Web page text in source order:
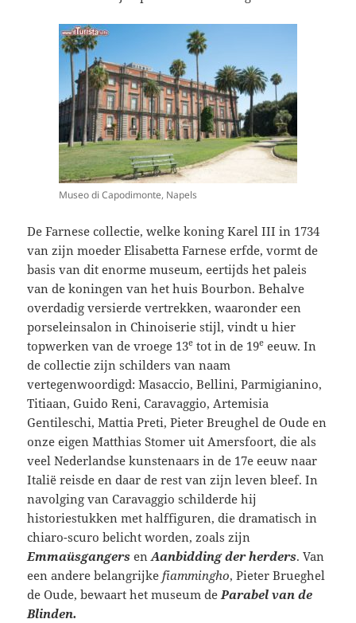
Museo di Capodimonte, Napels
De Farnese collectie, welke koning Karel III in 1734
van zijn moeder Elisabetta Farnese erfde, vormt de
basis van dit enorme museum, eertijds het paleis
van de koningen van het huis Bourbon. Behalve
overdadig versierde vertrekken, waaronder een
porseleinsalon in Chinoiserie stijl, vindt u hier
topwerken van de vroege 13e tot in de 19e eeuw. In
de collectie zijn schilders van naam
vertegenwoordigd: Masaccio, Bellini, Parmigianino,
Titiaan, Guido Reni, Caravaggio, Artemisia
Gentileschi, Mattia Preti, Pieter Breughel de Oude en
onze eigen Matthias Stomer uit Amersfoort, die als
veel Nederlandse kunstenaars in de 17e eeuw naar
Italië reisde en daar de rest van zijn leven bleef. In
navolging van Caravaggio schilderde hij
historiestukken met halffiguren, die dramatisch in
chiaro-scuro belicht worden, zoals zijn
Emmaüsgangers enAanbidding der herders. Van
een andere belangrijkefiammingho, Pieter Brueghel
de Oude, bewaart het museum deParabel van de
Blinden.